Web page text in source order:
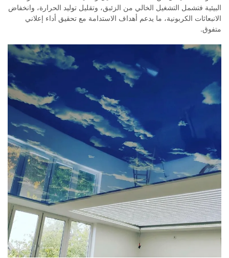
البيئية فتشمل التشغيل الخالي من الزئبق، وتقليل توليد الحرارة، وانخفاض
الانبعاثات الكربونية، ما يدعم أهداف الاستدامة مع تحقيق أداء إعلاني
متفوق.